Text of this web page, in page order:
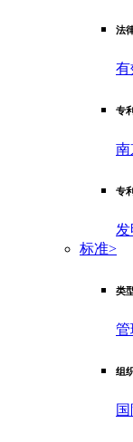
法
有
专
南
专
发
标准>
类
管
组